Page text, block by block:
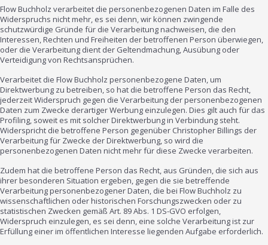
Flow Buchholz verarbeitet die personenbezogenen Daten im Falle des
Widerspruchs nicht mehr, es sei denn, wir können zwingende
schutzwürdige Gründe für die Verarbeitung nachweisen, die den
Interessen, Rechten und Freiheiten der betroffenen Person überwiegen,
oder die Verarbeitung dient der Geltendmachung, Ausübung oder
Verteidigung von Rechtsansprüchen.
Verarbeitet die Flow Buchholz personenbezogene Daten, um
Direktwerbung zu betreiben, so hat die betroffene Person das Recht,
jederzeit Widerspruch gegen die Verarbeitung der personenbezogenen
Daten zum Zwecke derartiger Werbung einzulegen. Dies gilt auch für das
Profiling, soweit es mit solcher Direktwerbung in Verbindung steht.
Widerspricht die betroffene Person gegenüber Christopher Billings der
Verarbeitung für Zwecke der Direktwerbung, so wird die
personenbezogenen Daten nicht mehr für diese Zwecke verarbeiten.
Zudem hat die betroffene Person das Recht, aus Gründen, die sich aus
ihrer besonderen Situation ergeben, gegen die sie betreffende
Verarbeitung personenbezogener Daten, die bei Flow Buchholz zu
wissenschaftlichen oder historischen Forschungszwecken oder zu
statistischen Zwecken gemäß Art. 89 Abs. 1 DS-GVO erfolgen,
Widerspruch einzulegen, es sei denn, eine solche Verarbeitung ist zur
Erfüllung einer im öffentlichen Interesse liegenden Aufgabe erforderlich.